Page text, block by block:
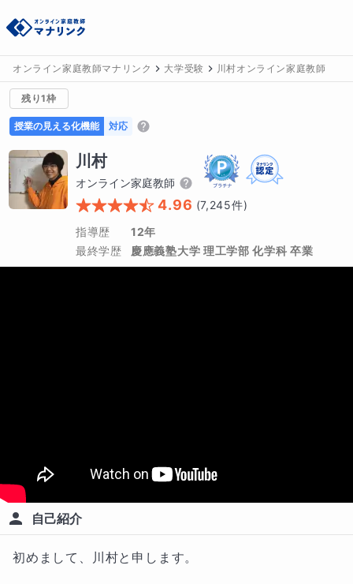
オンライン家庭教師マナリンク 大学受験 川村オンライン家庭教師
残り1枠
授業の見える化機能 対応
川村
オンライン家庭教師
4.96 (7,245件)
指導歴
12年
最終学歴
慶應義塾大学 理工学部 化学科 卒業
自己紹介
初めまして、川村と申します。